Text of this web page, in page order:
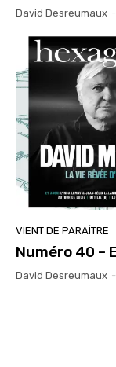
David Desreumaux -
VIENT DE PARAÎTRE
Numéro 40 –
David Desreumaux -